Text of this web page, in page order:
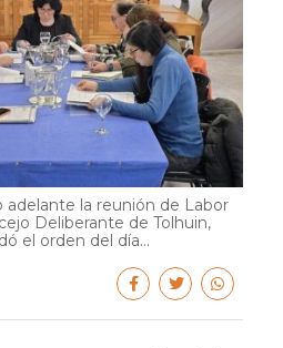
adelante la reunión de Labor
Deliberante de Tolhuin,
el orden del día...